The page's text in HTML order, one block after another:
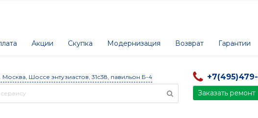
Акции Скупка Модернизация Возврат Гарантии
Москва, Шоссе энтузиастов, 31с38, павильон Б-4 +7(495)479-
Заказать ремонт